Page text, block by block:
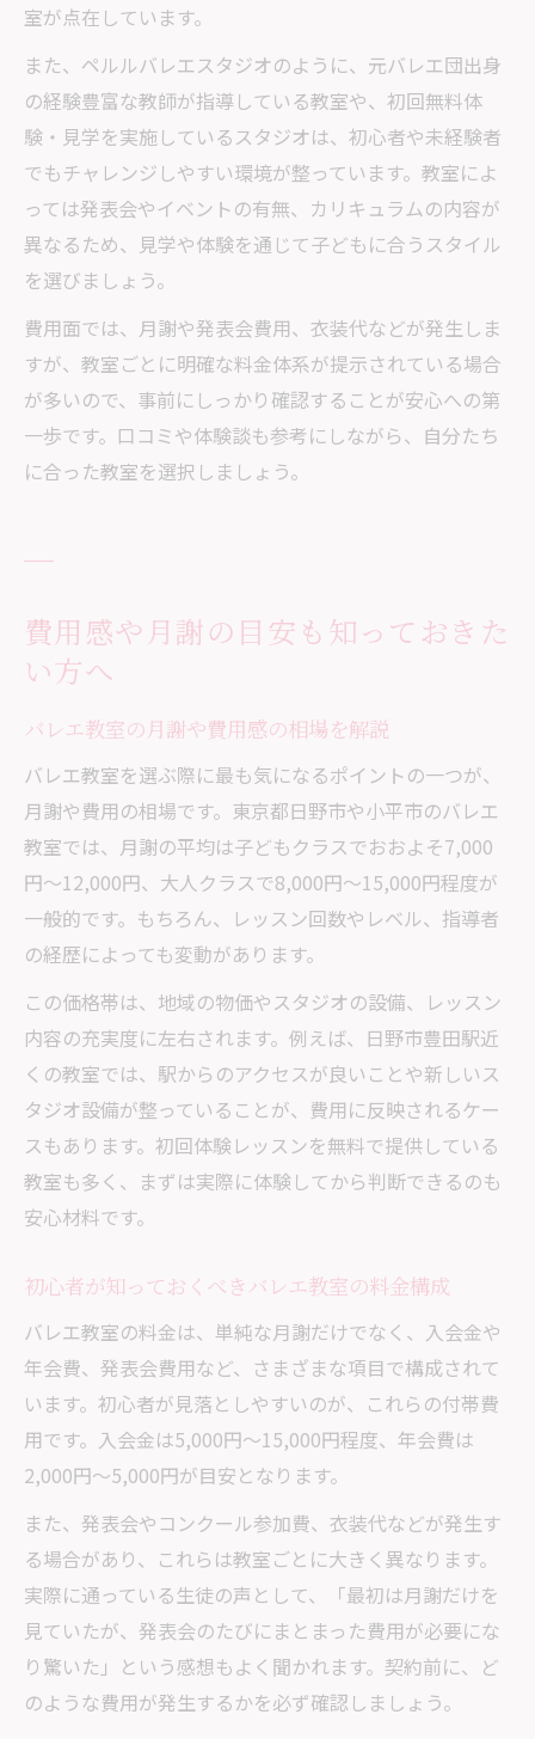
室が点在しています。
また、ペルルバレエスタジオのように、元バレエ団出身
の経験豊富な教師が指導している教室や、初回無料体
験・見学を実施しているスタジオは、初心者や未経験者
でもチャレンジしやすい環境が整っています。教室によ
っては発表会やイベントの有無、カリキュラムの内容が
異なるため、見学や体験を通じて子どもに合うスタイル
を選びましょう。
費用面では、月謝や発表会費用、衣装代などが発生しま
すが、教室ごとに明確な料金体系が提示されている場合
が多いので、事前にしっかり確認することが安心への第
一歩です。口コミや体験談も参考にしながら、自分たち
に合った教室を選択しましょう。
費用感や月謝の目安も知っておきた
い方へ
バレエ教室の月謝や費用感の相場を解説
バレエ教室を選ぶ際に最も気になるポイントの一つが、
月謝や費用の相場です。東京都日野市や小平市のバレエ
教室では、月謝の平均は子どもクラスでおおよそ7,000
円〜12,000円、大人クラスで8,000円〜15,000円程度が
一般的です。もちろん、レッスン回数やレベル、指導者
の経歴によっても変動があります。
この価格帯は、地域の物価やスタジオの設備、レッスン
内容の充実度に左右されます。例えば、日野市豊田駅近
くの教室では、駅からのアクセスが良いことや新しいス
タジオ設備が整っていることが、費用に反映されるケー
スもあります。初回体験レッスンを無料で提供している
教室も多く、まずは実際に体験してから判断できるのも
安心材料です。
初心者が知っておくべきバレエ教室の料金構成
バレエ教室の料金は、単純な月謝だけでなく、入会金や
年会費、発表会費用など、さまざまな項目で構成されて
います。初心者が見落としやすいのが、これらの付帯費
用です。入会金は5,000円〜15,000円程度、年会費は
2,000円〜5,000円が目安となります。
また、発表会やコンクール参加費、衣装代などが発生す
る場合があり、これらは教室ごとに大きく異なります。
実際に通っている生徒の声として、「最初は月謝だけを
見ていたが、発表会のたびにまとまった費用が必要にな
り驚いた」という感想もよく聞かれます。契約前に、ど
のような費用が発生するかを必ず確認しましょう。